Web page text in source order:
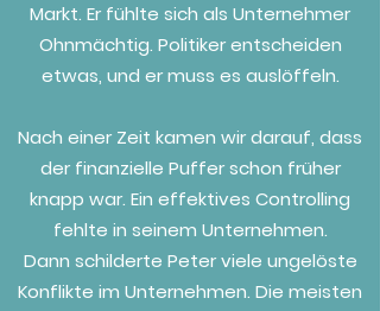
Markt. Er fühlte sich als Unternehmer
Ohnmächtig. Politiker entscheiden
etwas, und er muss es auslöffeln.
Nach einer Zeit kamen wir darauf, dass
der finanzielle Puffer schon früher
knapp war. Ein effektives Controlling
fehlte in seinem Unternehmen.
Dann schilderte Peter viele ungelöste
Konflikte im Unternehmen. Die meisten